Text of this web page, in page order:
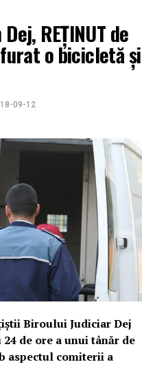
REȚINUT de
o bicicletă și
09-12
Biroului Judiciar Dej
de ore a unui tânăr de
aspectul comiterii a